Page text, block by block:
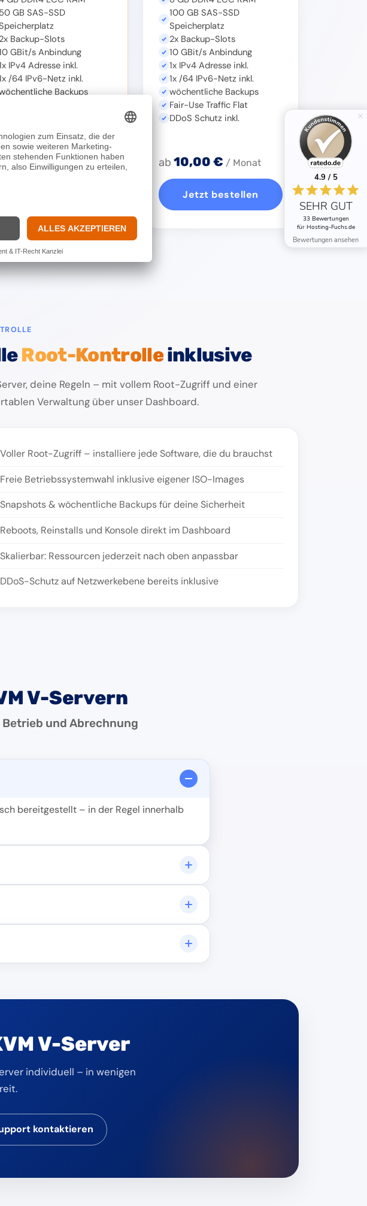
50 GB SAS-SSD
2x Backup-Slots
GBit/s Anbindung
IPv4 Adresse inkl.
/64 IPv6-Netz inkl.
Backups
5,00 €/ Monat
100 GB SAS-SSD
Speicherplatz
2x Backup-Slots
10 GBit/s Anbindung
1x IPv4 Adresse inkl.
1x /64 IPv6-Netz inkl.
wöchentliche Backups
Fair-Use Traffic Flat
DDoS Schutz inkl.
ab 10,00 € / Monat
Jetzt bestellen
Root-Kontrolleinklusive
deine Regeln – mit vollem Root-Zugriff und einer
Verwaltung über unser Dashboard.
Voller Root-Zugriff – installiere jede Software, die du brauchst
Freie Betriebssystemwahl inklusive eigener ISO-Images
Snapshots & wöchentliche Backups für deine Sicherheit
Reboots, Reinstalls und Konsole direkt im Dashboard
Skalierbar: Ressourcen jederzeit nach oben anpassbar
DDoS-Schutz auf Netzwerkebene bereits inklusive
V-Servern
und Abrechnung
bereitgestellt – in der Regel innerhalb
V-Server
individuell – in wenigen
kontaktieren
4.9 / 5
SEHR GUT
33 Bewertungen
für Hosting-Fuchs.de
Bewertungen ansehen